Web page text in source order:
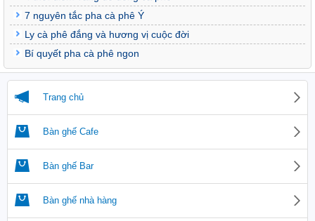
7 nguyên tắc pha cà phê Ý
Ly cà phê đắng và hương vị cuộc đời
Bí quyết pha cà phê ngon
Trang chủ
Bàn ghế Cafe
Bàn ghế Bar
Bàn ghế nhà hàng